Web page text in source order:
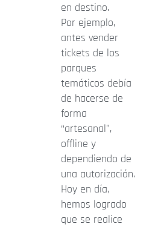
en destino.
Por ejemplo,
antes vender
tickets de los
parques
temáticos debía
de hacerse de
forma
“artesanal”,
offline y
dependiendo de
una autorización.
Hoy en día,
hemos logrado
que se realice